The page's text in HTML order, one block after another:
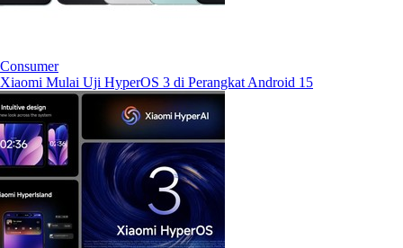
Consumer
Xiaomi Mulai Uji HyperOS 3 di Perangkat Android 15